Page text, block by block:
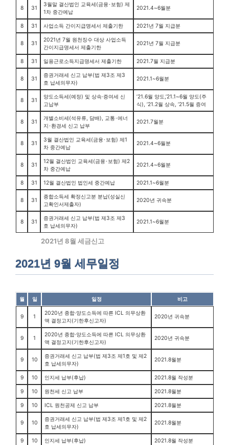
8 31
3월말 결산법인 교육세(금융･보험) 제
1차 중간예납
2021.4~6월분
8 31 사업소득 간이지급명세서 제출기한 2021년 7월 지급분
8 31
2021년 7월 원천징수 대상 사업소득
간이지급명세서 제출기한
2021년 7월 지급분
8 31 일용근로소득지급명세서 제출기한 2021.7월 지급분
8 31
증권거래세 신고 납부(법 제3조 제3
호 납세의무자)
2021.1~6월분
8 31
양도소득세(예정) 및 상속·증여세 신
고납부
’21.6월 양도,’21.1~6월 양도(주
식), ’21.2월 상속, ’21.5월 증여
8 31
개별소비세(석유류, 담배), 교통･에너
지･환경세 신고 납부
2021.7월분
8 31
3월 결산법인 교육세(금융･보험) 제1
차 중간예납
2021.4~6월분
8 31
12월 결산법인 교육세(금융･보험) 제2
차 중간예납
2021.4~6월분
8 31 12월 결산법인 법인세 중간예납 2021.1~6월분
8 31
종합소득세 확정신고분 분납(성실신
고확인서제출자)
2020년 귀속분
8 31
증권거래세 신고 납부(법 제3조 제3
호 납세의무자)
2021.1~6월분
2021년 8월 세금신고
2021년 9월 세무일정
월 일 일정 비고
9 1
2020년 종합·양도소득에 따른 ICL 의무상환
액 결정고지(기한후신고자)
2020년 귀속분
9 1
2020년 종합·양도소득에 따른 ICL 의무상환
액 결정고지(기한후신고자)
2020년 귀속분
9 10
증권거래세 신고 납부(법 제3조 제1호 및 제2
호 납세의무자)
2021.8월분
9 10 인지세 납부(후납) 2021.8월 작성분
9 10 원천세 신고 납부 2021.8월분
9 10 ICL 원천공제 신고 납부 2021.8월분
9 10
증권거래세 신고 납부(법 제3조 제1호 및 제2
호 납세의무자)
2021.8월분
9 10 인지세 납부(후납) 2021.8월 작성분